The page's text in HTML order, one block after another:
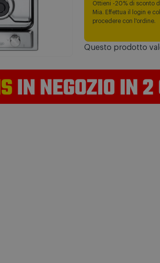
Ottieni -20% di sconto
Mia. Effettua il login e
procedere con l'ordine.
Questo prodotto